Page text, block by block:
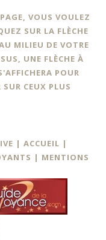
VOUS VOULEZ
SUR LA FLÈCHE
MILIEU DE VOTRE
UNE FLÈCHE À
POUR
SUR CEUX PLUS
| ACCUEIL |
| MENTIONS